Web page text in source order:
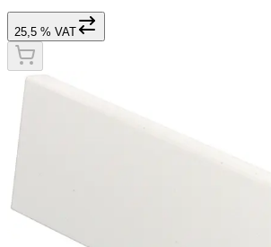
25,5 % VAT